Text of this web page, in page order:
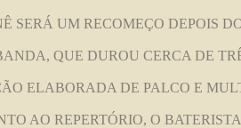
SERÁ UM RECOMEÇO DEPOIS
QUE DUROU CERCA DE
ELABORADA DE PALCO E
AO REPERTÓRIO, O